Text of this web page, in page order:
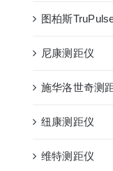
图柏斯
尼康测距仪
施华洛世奇测
纽康测距仪
维特测距仪